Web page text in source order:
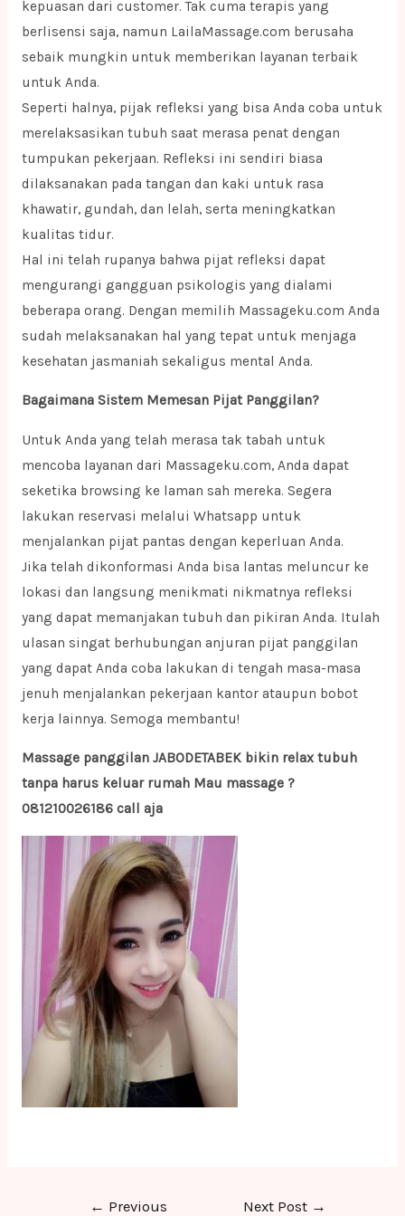
kepuasan dari customer. Tak cuma terapis yang
berlisensi saja, namun LailaMassage.com berusaha
sebaik mungkin untuk memberikan layanan terbaik
untuk Anda.
Seperti halnya, pijak refleksi yang bisa Anda coba untuk
merelaksasikan tubuh saat merasa penat dengan
tumpukan pekerjaan. Refleksi ini sendiri biasa
dilaksanakan pada tangan dan kaki untuk rasa
khawatir, gundah, dan lelah, serta meningkatkan
kualitas tidur.
Hal ini telah rupanya bahwa pijat refleksi dapat
mengurangi gangguan psikologis yang dialami
beberapa orang. Dengan memilih Massageku.com Anda
sudah melaksanakan hal yang tepat untuk menjaga
kesehatan jasmaniah sekaligus mental Anda.
Bagaimana Sistem Memesan Pijat Panggilan?
Untuk Anda yang telah merasa tak tabah untuk
mencoba layanan dari Massageku.com, Anda dapat
seketika browsing ke laman sah mereka. Segera
lakukan reservasi melalui Whatsapp untuk
menjalankan pijat pantas dengan keperluan Anda.
Jika telah dikonformasi Anda bisa lantas meluncur ke
lokasi dan langsung menikmati nikmatnya refleksi
yang dapat memanjakan tubuh dan pikiran Anda. Itulah
ulasan singat berhubungan anjuran pijat panggilan
yang dapat Anda coba lakukan di tengah masa-masa
jenuh menjalankan pekerjaan kantor ataupun bobot
kerja lainnya. Semoga membantu!
Massage panggilan JABODETABEK bikin relax tubuh
tanpa harus keluar rumah Mau massage ?
081210026186 call aja
← Previous
Next Post →